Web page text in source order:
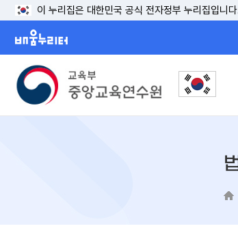
이 누리집은 대한민국 공식 전자정부 누리집입니